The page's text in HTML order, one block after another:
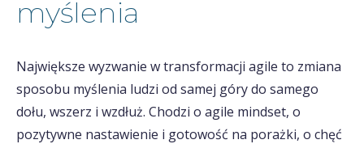
myślenia
Największe wyzwanie w transformacji agile to zmiana
sposobu myślenia ludzi od samej góry do samego
dołu, wszerz i wzdłuż. Chodzi o agile mindset, o
pozytywne nastawienie i gotowość na porażki, o chęć